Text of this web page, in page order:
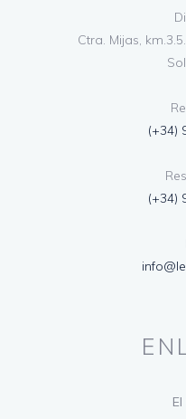
Ctra. Mijas,
(+34)
(+34)